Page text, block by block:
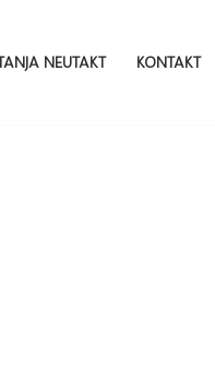
NEUTAKT KONTAKT